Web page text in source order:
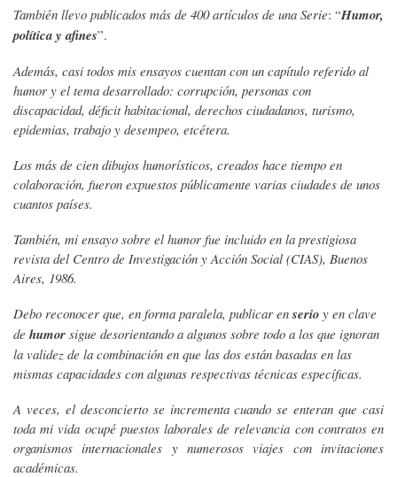
También llevo publicados más de 400 artículos de una Serie: “Humor,
política y afines”.
Además, casi todos mis ensayos cuentan con un capítulo referido al
humor y el tema desarrollado: corrupción, personas con
discapacidad, déficit habitacional, derechos ciudadanos, turismo,
epidemias, trabajo y desempeo, etcétera.
Los más de cien dibujos humorísticos, creados hace tiempo en
colaboración, fueron expuestos públicamente varias ciudades de unos
cuantos países.
También, mi ensayo sobre el humor fue incluido en la prestigiosa
revista del Centro de Investigación y Acción Social (CIAS), Buenos
Aires, 1986.
Debo reconocer que, en forma paralela, publicar en serio y en clave
de humor sigue desorientando a algunos sobre todo a los que ignoran
la validez de la combinación en que las dos están basadas en las
mismas capacidades con algunas respectivas técnicas específicas.
A veces, el desconcierto se incrementa cuando se enteran que casi
toda mi vida ocupé puestos laborales de relevancia con contratos en
organismos internacionales y numerosos viajes con invitaciones
académicas.